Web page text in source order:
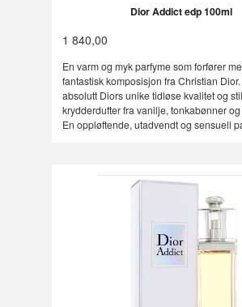
Dior Addict edp 100ml
1 840,00
En varm og myk parfyme som forfører
fantastisk komposisjon fra Christian
absolutt Diors unike tidløse kvalitet og
krydderdufter fra vanilje, tonkabønner
En oppløftende, utadvendt og sensuell